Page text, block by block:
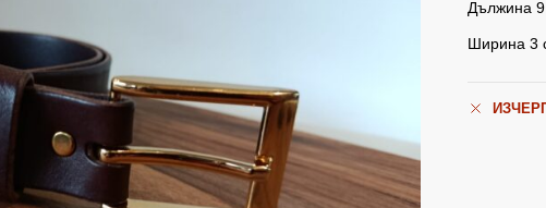
Дължина
Ширина 3